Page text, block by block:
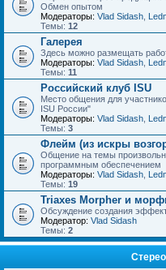
Обмен опытом
Модераторы: Vlad Sidash
Темы: 12
Галерея
Здесь можно размещать
Модераторы: Vlad Sidash
Темы: 11
Российский клуб ISU
Место общения для
ISU России"
Модераторы: Vlad Sidash
Темы: 3
Флейм (из искры
Общение на темы
программным обеспечением
Модераторы: Vlad Sidash
Темы: 19
Triaxes Morpher и
Обсуждение создания
Модератор: Vlad Sidash
Темы: 2